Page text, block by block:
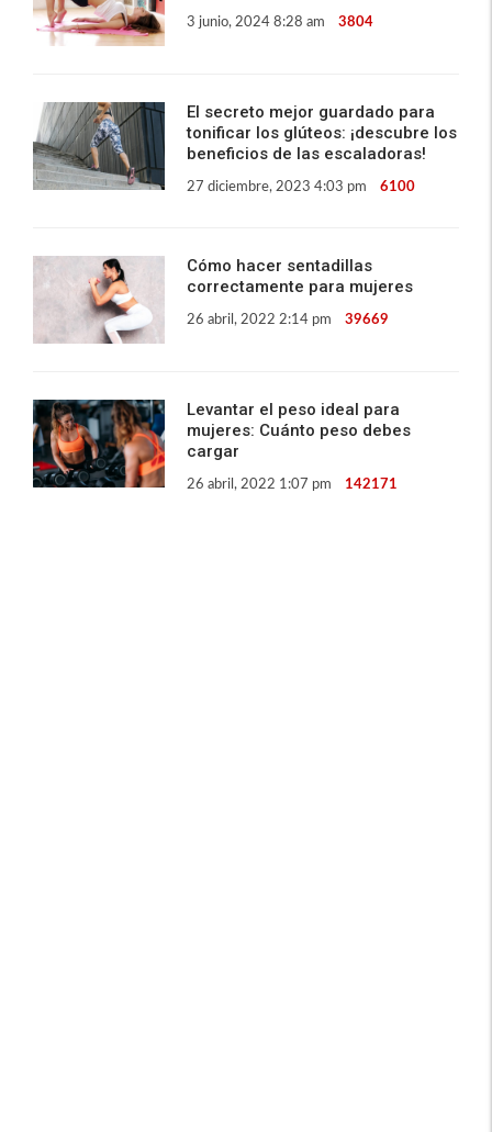
3 junio, 2024 8:28 am 3804
El secreto mejor guardado para
tonificar los glúteos: ¡descubre los
beneficios de las escaladoras!
27 diciembre, 2023 4:03 pm 6100
Cómo hacer sentadillas
correctamente para mujeres
26 abril, 2022 2:14 pm 39669
Levantar el peso ideal para
mujeres: Cuánto peso debes
cargar
26 abril, 2022 1:07 pm 142171